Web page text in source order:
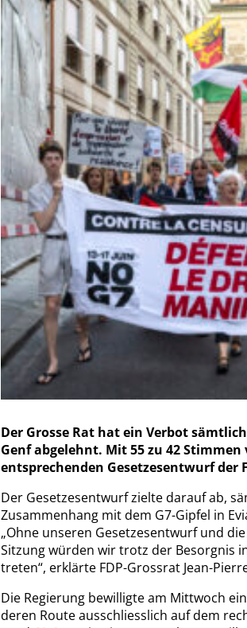
Der Grosse Rat hat ein Verbot
Genf abgelehnt. Mit 55 zu 42
entsprechenden Gesetzesentwurf
Der Gesetzesentwurf zielte darauf ab,
Zusammenhang mit dem G7-Gipfel in
„Ohne unseren Gesetzesentwurf und
Sitzung würden wir trotz der Besorgnis
treten“, erklärte FDP-Grossrat Jean-
Die Regierung bewilligte am Mittwoch
deren Route ausschliesslich auf dem